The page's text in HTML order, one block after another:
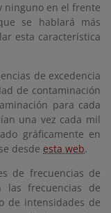
ninguno en el frente
se hablará más
esta característica
de excedencia
de contaminación
para cada
una vez cada mil
gráficamente en
desde esta web.
de frecuencias de
las frecuencias de
de intensidades de